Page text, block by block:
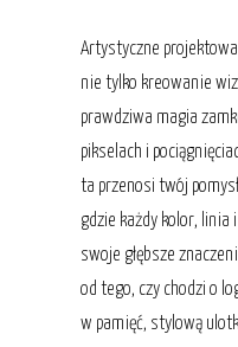
Artystyczne
nie tylko kreowanie
prawdziwa magia
pikselach i
ta przenosi twój
gdzie każdy kolor, linia
swoje głębsze
od tego, czy chodzi o
w pamięć, stylową